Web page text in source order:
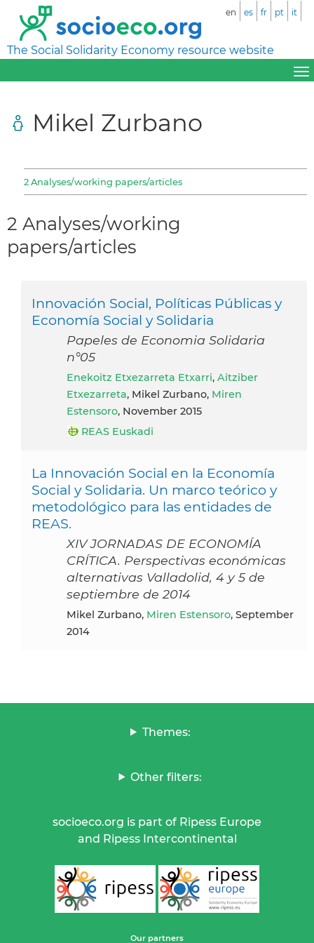
The Social Solidarity Economy resource website
en es fr pt it
Mikel Zurbano
2 Analyses/working papers/articles
2 Analyses/working
papers/articles
Innovación Social, Políticas Públicas y
Economía Social y Solidaria
Papeles de Economia Solidaria
n°05
Enekoitz Etxezarreta Etxarri, Aitziber
Etxezarreta, Mikel Zurbano, Miren
Estensoro, November 2015
REAS Euskadi
La Innovación Social en la Economía
Social y Solidaria. Un marco teórico y
metodológico para las entidades de
REAS.
XIV JORNADAS DE ECONOMÍA
CRÍTICA. Perspectivas económicas
alternativas Valladolid, 4 y 5 de
septiembre de 2014
Mikel Zurbano, Miren Estensoro, September
2014
Themes:
Other filters:
socioeco.org is part of Ripess Europe
and Ripess Intercontinental
Our partners